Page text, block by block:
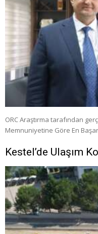
ORC Araştırma tarafından
Memnuniyetine Göre En
Kestel’de Ulaşım